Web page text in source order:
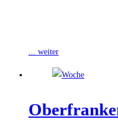
... weiter